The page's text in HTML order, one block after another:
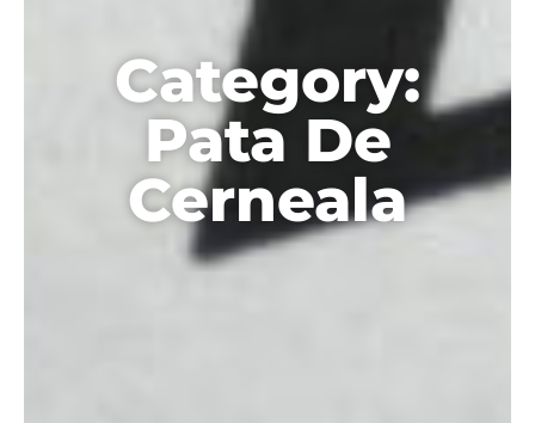
Category:
Pata De
Cerneala